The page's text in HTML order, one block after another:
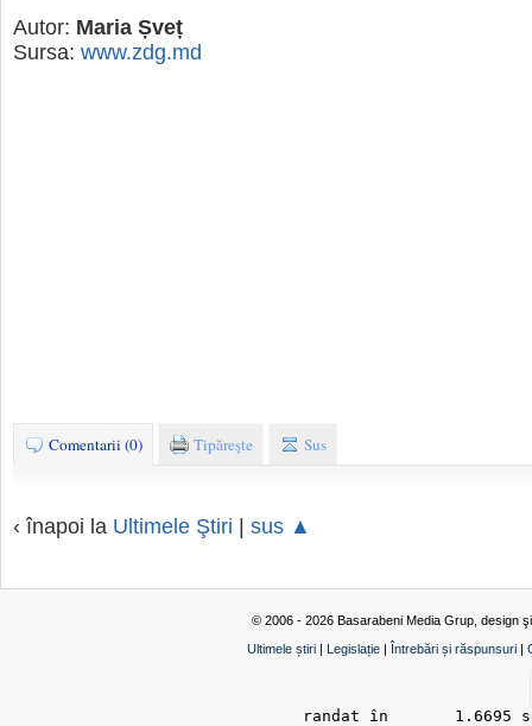
Autor: Maria Șveț
Sursa: www.zdg.md
Comentarii (0) Tipăreşte Sus
‹ înapoi la Ultimele Ştiri | sus ▲
© 2006 - 2026 Basarabeni Media Grup, design
Ultimele știri | Legislație | Întrebări și răspunsuri |
randat în